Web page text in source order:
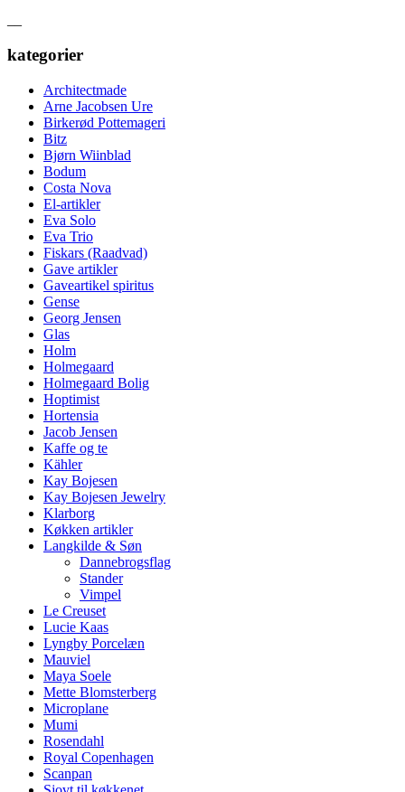
kategorier
Architectmade
Arne Jacobsen Ure
Birkerød Pottemageri
Bitz
Bjørn Wiinblad
Bodum
Costa Nova
El-artikler
Eva Solo
Eva Trio
Fiskars (Raadvad)
Gave artikler
Gaveartikel spiritus
Gense
Georg Jensen
Glas
Holm
Holmegaard
Holmegaard Bolig
Hoptimist
Hortensia
Jacob Jensen
Kaffe og te
Kähler
Kay Bojesen
Kay Bojesen Jewelry
Klarborg
Køkken artikler
Langkilde & Søn
Dannebrogsflag
Stander
Vimpel
Le Creuset
Lucie Kaas
Lyngby Porcelæn
Mauviel
Maya Soele
Mette Blomsterberg
Microplane
Mumi
Rosendahl
Royal Copenhagen
Scanpan